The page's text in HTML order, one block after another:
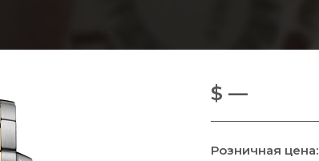
$ —
Розничная цена: